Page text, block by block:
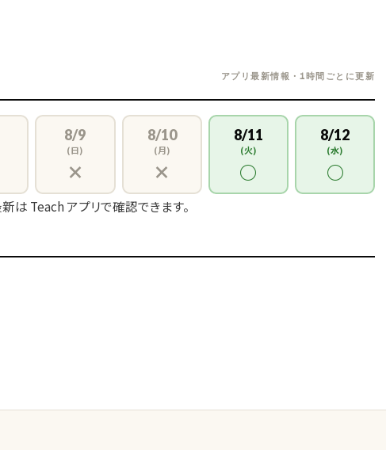
アプリ最新情報・1時間ごとに更新
8/9
(日)
×
8/10
(月)
×
8/11
(火)
○
8/12
(水)
○
Teach アプリで確認できます。